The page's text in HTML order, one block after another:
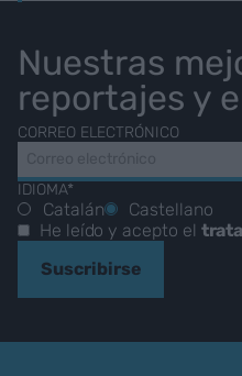
Nuestras
reportajes y
CORREO ELECTRÓNICO
IDIOMA*
Catalán
Castellano
He leído y acepto el
Suscribirse